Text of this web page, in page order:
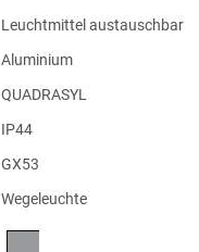
Leuchtmittel austauschbar
Aluminium
QUADRASYL
IP44
GX53
Wegeleuchte